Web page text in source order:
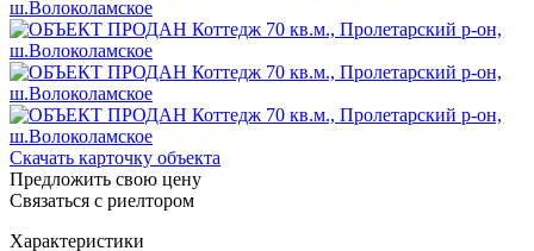
Скачать карточку объекта
Предложить свою цену
Связаться с риелтором
Характеристики